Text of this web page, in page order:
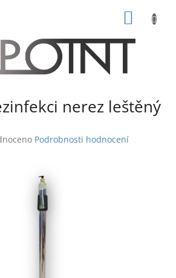
nerez leštěný
Podrobnosti hodnocení